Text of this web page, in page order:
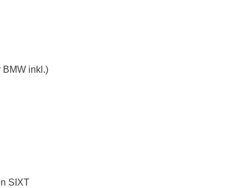
BMW inkl.)
SIXT